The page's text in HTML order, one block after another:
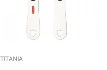
TITANIA